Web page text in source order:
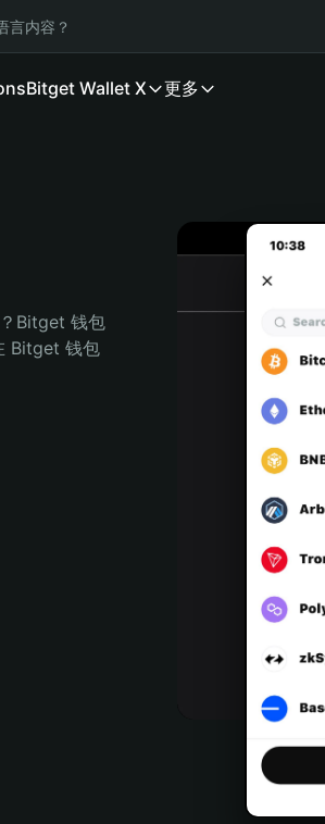
言内容？
Bitget Wallet X 更多
Bitget 钱包
Bitget 钱包